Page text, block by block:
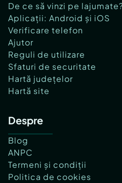
De ce să vinzi pe
Aplicații: Android și iOS
Verificare telefon
Ajutor
Reguli de utilizare
Sfaturi de securitate
Hartă județelor
Hartă site
Despre
Blog
ANPC
Termeni și condiții
Politica de cookies